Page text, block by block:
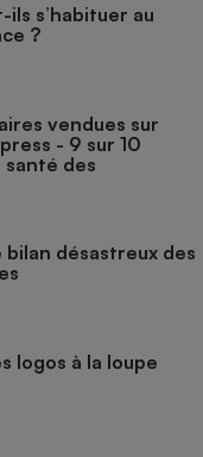
s’habituer au
?
vendues sur
- 9 sur 10
santé des
désastreux des
logos à la loupe